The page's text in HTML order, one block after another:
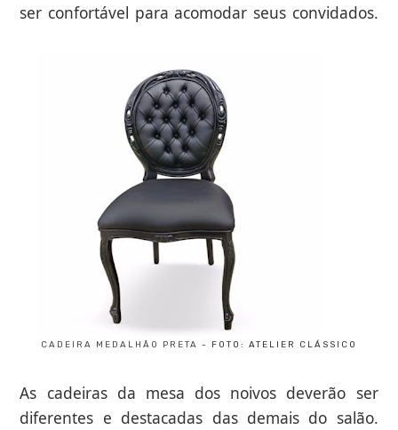
ser confortável para acomodar seus convidados.
CADEIRA MEDALHÃO PRETA - FOTO: ATELIER CLÁSSICO
As cadeiras da mesa dos noivos deverão ser
diferentes e destacadas das demais do salão.